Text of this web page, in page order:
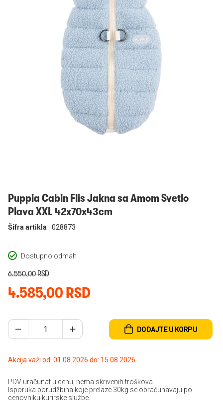
Puppia Cabin Flis Jakna sa Amom Svetlo
Plava XXL 42x70x43cm
Dostupno odmah
Šifra artikla 028873
4.585,00 RSD
6.550,00 RSD
DODAJTE U KORPU
Akcija važi od: 01.08.2026 do: 15.08.2026
PDV uračunat u cenu, nema skrivenih troškova.
Isporuka porudžbina koje prelaze 30kg se obračunavaju po
cenovniku kurirske službe.